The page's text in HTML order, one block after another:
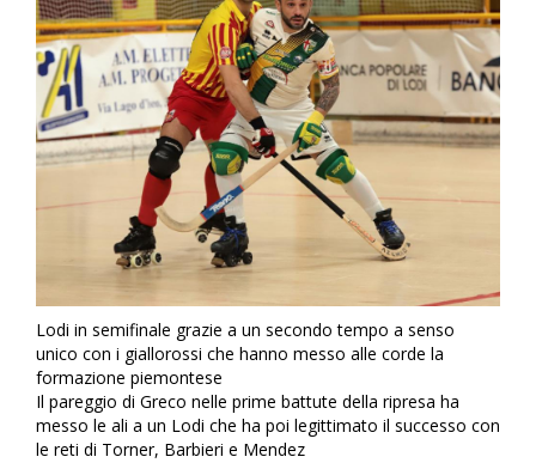
Lodi in semifinale grazie a un secondo tempo a senso
unico con i giallorossi che hanno messo alle corde la
formazione piemontese
Il pareggio di Greco nelle prime battute della ripresa ha
messo le ali a un Lodi che ha poi legittimato il successo con
le reti di Torner, Barbieri e Mendez